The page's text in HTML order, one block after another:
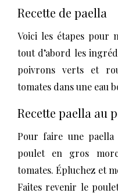
Recette de paella
Voici les étapes pour
tout d’abord les
poivrons verts et
tomates dans une eau
Recette paella au
Pour faire une
poulet en gros
tomates. Épluchez et
Faites revenir le